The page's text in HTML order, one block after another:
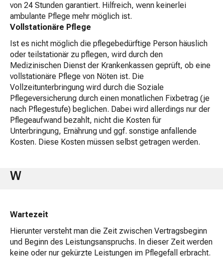
von 24 Stunden garantiert. Hilfreich, wenn keinerlei
ambulante Pflege mehr möglich ist.
Vollstationäre Pflege
Ist es nicht möglich die pflegebedürftige Person häuslich
oder teilstationär zu pflegen, wird durch den
Medizinischen Dienst der Krankenkassen geprüft, ob eine
vollstationäre Pflege von Nöten ist. Die
Vollzeitunterbringung wird durch die Soziale
Pflegeversicherung durch einen monatlichen Fixbetrag (je
nach Pflegestufe) beglichen. Dabei wird allerdings nur der
Pflegeaufwand bezahlt, nicht die Kosten für
Unterbringung, Ernährung und ggf. sonstige anfallende
Kosten. Diese Kosten müssen selbst getragen werden.
W
Wartezeit
Hierunter versteht man die Zeit zwischen Vertragsbeginn
und Beginn des Leistungsanspruchs. In dieser Zeit werden
keine oder nur gekürzte Leistungen im Pflegefall erbracht.